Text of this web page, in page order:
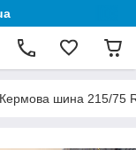
Кермова шина 215/75